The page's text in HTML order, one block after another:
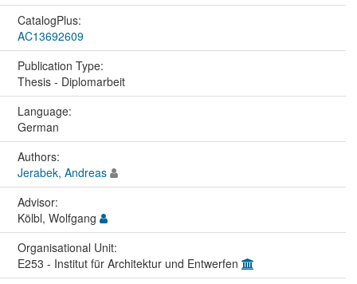
CatalogPlus:
AC13692609
Publication Type:
Thesis - Diplomarbeit
Language:
German
Authors:
Jerabek, Andreas
Advisor:
Kölbl, Wolfgang
Organisational Unit:
E253 - Institut für Architektur und Entwerfen